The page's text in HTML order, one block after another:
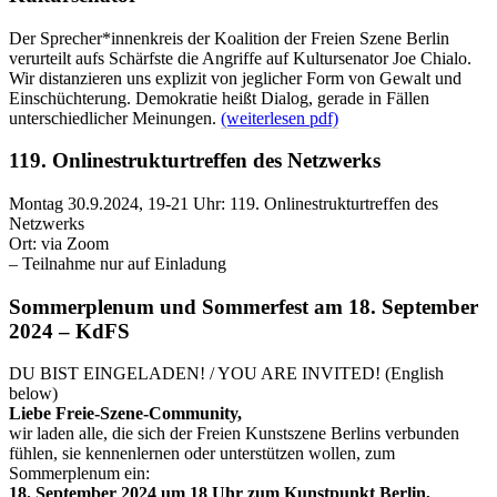
Der Sprecher*innenkreis der Koalition der Freien Szene Berlin
verurteilt aufs Schärfste die Angriffe auf Kultursenator Joe Chialo.
Wir distanzieren uns explizit von jeglicher Form von Gewalt und
Einschüchterung. Demokratie heißt Dialog, gerade in Fällen
unterschiedlicher Meinungen. (weiterlesen pdf)
119. Onlinestrukturtreffen des Netzwerks
Montag 30.9.2024, 19-21 Uhr: 119. Onlinestrukturtreffen des
Netzwerks
Ort: via Zoom
– Teilnahme nur auf Einladung
Sommerplenum und Sommerfest am 18. September
2024 – KdFS
DU BIST EINGELADEN! / YOU ARE INVITED! (English
below)
Liebe Freie-Szene-Community,
wir laden alle, die sich der Freien Kunstszene Berlins verbunden
fühlen, sie kennenlernen oder unterstützen wollen, zum
Sommerplenum ein: